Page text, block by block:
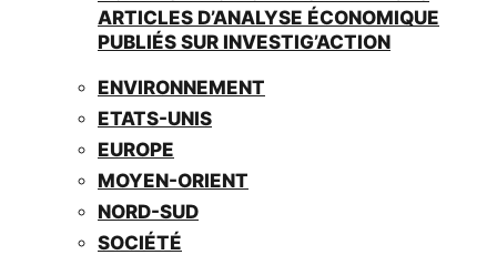
ARTICLES D’ANALYSE ÉCONOMIQUE
PUBLIÉS SUR INVESTIG’ACTION
ENVIRONNEMENT
ETATS-UNIS
EUROPE
MOYEN-ORIENT
NORD-SUD
SOCIÉTÉ